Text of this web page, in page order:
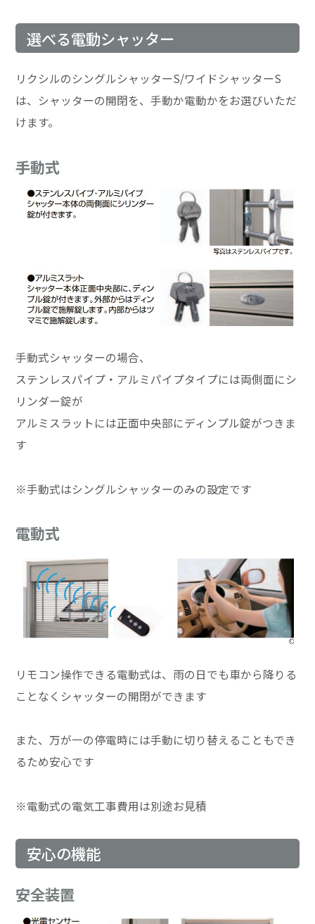
選べる電動シャッター
リクシルのシングルシャッターS/ワイドシャッターS
は、シャッターの開閉を、手動か電動かをお選びいただ
けます。
手動式
手動式シャッターの場合、
ステンレスパイプ・アルミパイプタイプには両側面にシ
リンダー錠が
アルミスラットには正面中央部にディンプル錠がつきま
す
※手動式はシングルシャッターのみの設定です
電動式
リモコン操作できる電動式は、雨の日でも車から降りる
ことなくシャッターの開閉ができます
また、万が一の停電時には手動に切り替えることもでき
るため安心です
※電動式の電気工事費用は別途お見積
安心の機能
安全装置